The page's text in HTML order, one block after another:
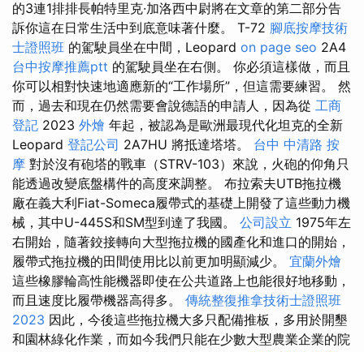
的3連1排排長帕特里克·加洛西中尉將在文章的第二部分告
訴你這在日常生活中到底意味著什麼。 T-72 腳底按摩技術
士證照班 的駕駛員坐在中間，Leopard on page seo 2A4
台中按摩推薦ptt 的駕駛員坐在右側。 你必須這樣做，而且
你可以相對快速地適應新的“工作場所”，但這需要練習。 然
而，過去和現在仍然需要會說德語的申請人，因為從 工商
登記 2023 外燴 年起，被認為是歐洲最現代化坦克的全新
Leopard 登記公司 2A7HU 將抵達塔塔。 台中 中清路 按
摩 對於沒有砲塔的戰車（STRV-103）來說，火砲的仰角只
能透過改變底盤構件的高度來調整。 布拉索夫UTB拖拉機
廠在義大利Fiat-Someca履帶式的基礎上開發了這些動力機
械，其中U-445S和SM型到達了我國。 公司設立 1975年左
右開始，隨著鉸接轉向大型拖拉機的國產化和進口的開始，
履帶式拖拉機的田間使用比以前更加明顯減少。 宜蘭外燴
這些橡膠輪高性能機器即使在公共道路上也能很好地移動，
而且速度比履帶機器高得多。 傳統整復推拿技術士證照班
2023 因此，今後這些拖拉機大多只配備推板，多用於開墾
和園林綠化作業，而如今我們只能在少數大型農業企業的院